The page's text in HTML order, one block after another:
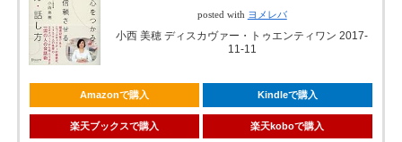
posted with ヨメレバ
小西 美穂 ディスカヴァー・トゥエンティワン 2017-
11-11
Amazonで購入 Kindleで購入
楽天ブックスで購入 楽天koboで購入